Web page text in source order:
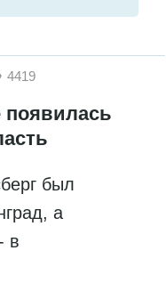
4419
появилась
был
а
в